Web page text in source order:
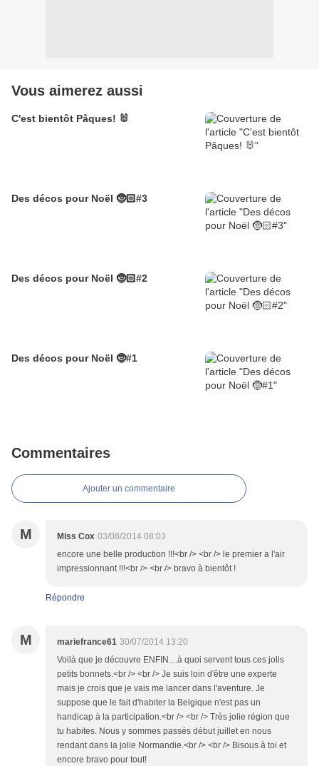
Vous aimerez aussi
C'est bientôt Pâques! 🐰
Des décos pour Noël 🤶🏻#3
Des décos pour Noël 🤶🏻#2
Des décos pour Noël 🤶#1
Commentaires
Ajouter un commentaire
M Miss Cox 03/08/2014 08:03
encore une belle production !!!<br /> <br /> le premier a l'air
impressionnant !!!<br /> <br /> bravo à bientôt !
Répondre
M mariefrance61 30/07/2014 13:20
Voilà que je découvre ENFIN....à quoi servent tous ces jolis
petits bonnets.<br /> <br /> Je suis loin d'être une experte
mais je crois que je vais me lancer dans l'aventure. Je
suppose que le fait d'habiter la Belgique n'est pas un
handicap à la participation.<br /> <br /> Très jolie région que
tu habites. Nous y sommes passés début juillet en nous
rendant dans la jolie Normandie.<br /> <br /> Bisous à toi et
encore bravo pour tout!